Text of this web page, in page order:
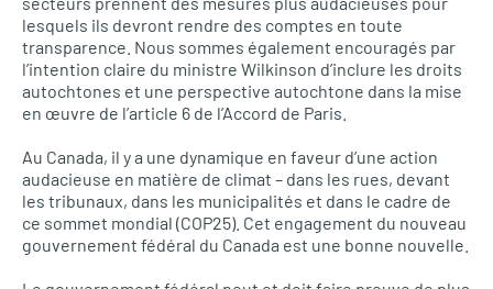
lesquels ils devront rendre des comptes en toute
transparence. Nous sommes également encouragés par
l’intention claire du ministre Wilkinson d’inclure les droits
autochtones et une perspective autochtone dans la mise
en œuvre de l’article 6 de l’Accord de Paris.
Au Canada, il y a une dynamique en faveur d’une action
audacieuse en matière de climat – dans les rues, devant
les tribunaux, dans les municipalités et dans le cadre de
ce sommet mondial (COP25). Cet engagement du nouveau
gouvernement fédéral du Canada est une bonne nouvelle.